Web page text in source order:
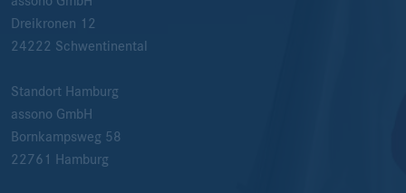
Dreikronen 12
24222 Schwentinental
Standort Hamburg
assono GmbH
Bornkampsweg 58
22761
Hamburg